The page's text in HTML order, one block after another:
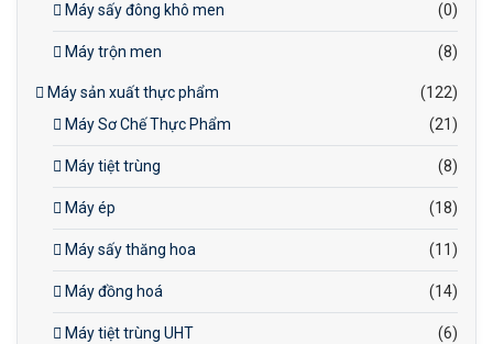
Máy sấy đông khô men (0)
Máy trộn men (8)
Máy sản xuất thực phẩm
(122)
Máy Sơ Chế Thực Phẩm
(21)
Máy tiệt trùng (8)
Máy ép (18)
Máy sấy thăng hoa (11)
Máy đồng hoá (14)
Máy tiệt trùng UHT (6)